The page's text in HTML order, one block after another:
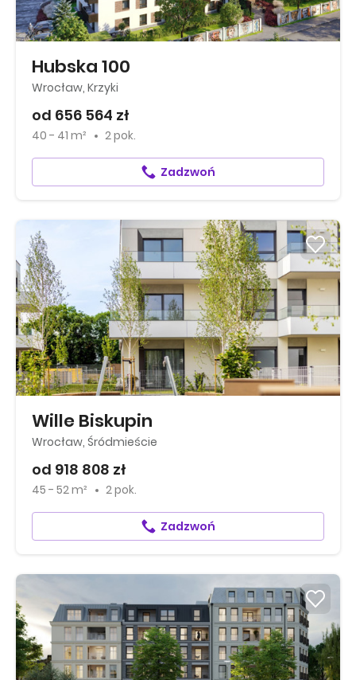
Hubska 100
Wrocław, Krzyki
od 656 564 zł
40 - 41 m² 2 pok.
Zadzwoń
Wille Biskupin
Wrocław, Śródmieście
od 918 808 zł
45 - 52 m² 2 pok.
Zadzwoń